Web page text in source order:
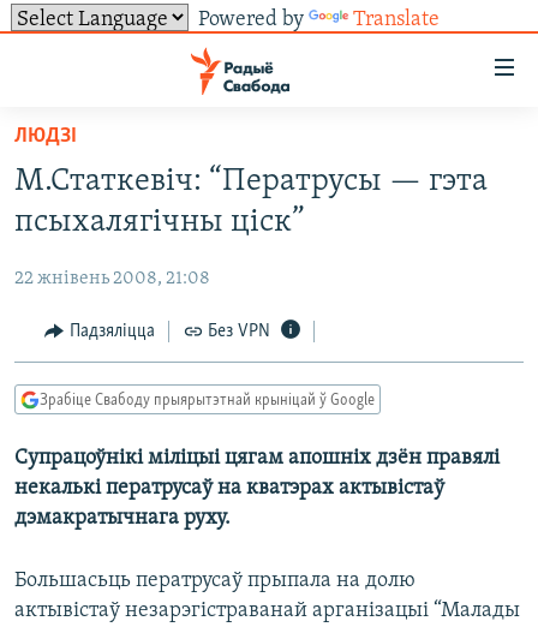
Powered by Translate
ўнівэрсальнага
доступу
Перайсьці
да
галоўнага
Перайсьці
Перайсьці
пошуку
ЛЮДЗІ
ПАЛІТЫКА
ВАЙНА
БЕЛАРУСЫ НА ВАЙНЕ
ПАЛІТВЯЗЬНІ
КАЛЯНДАР
БЛОГІ
ГІСТОРЫЯ НА СВАБОДЗЕ
КНІГІ
АЎДЫЁКНІГІ
НА ХВАЛЯХ СВАБОДЫ
АБЫСЬЦІ БЛЯКАВАНЬНЕ
ПАДЗЯЛІЦЦА ІНФАРМАЦЫЯЙ
ПАДПІСАЦЦА
RSS
FACEBOOK
TWITTER
Усе сайты РС/РСЭ
ЛЮДЗІ
М.Статкевіч: “Ператрусы — гэта
псыхалягічны ціск”
22 жнівень 2008, 21:08
Падзяліцца Без VPN
Зрабіце Свабоду прыярытэтнай крыніцай ў Google
Супрацоўнікі міліцыі цягам апошніх дзён правялі
некалькі ператрусаў на кватэрах актывістаў
дэмакратычнага руху.
Большасьць ператрусаў прыпала на долю
актывістаў незарэгістраванай арганізацыі “Малады